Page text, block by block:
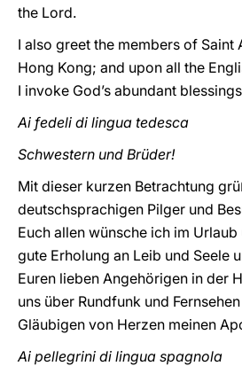
the Lord.
I also greet the members of Saint
Hong Kong; and upon all the
I invoke God’s abundant
Ai fedeli di lingua tedesca
Schwestern und Brüder!
Mit dieser kurzen Betrachtung
deutschsprachigen Pilger und
Euch allen wünsche ich im Urlaub
gute Erholung an Leib und Seele
Euren lieben Angehörigen in der
uns über Rundfunk und
Gläubigen von Herzen meinen
Ai pellegrini di lingua spagnola